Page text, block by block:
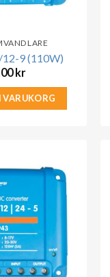
9 (110W)
kr
VARUKORG